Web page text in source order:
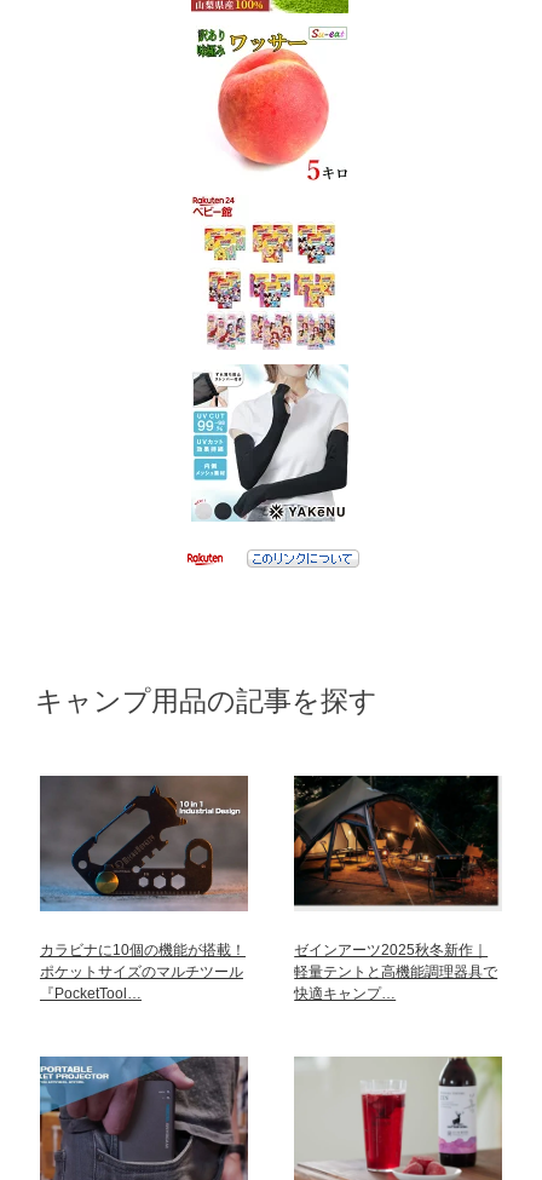
キャンプ用品の記事を探す
カラビナに10個の機能が搭載！
ポケットサイズのマルチツール
『PocketTool…
ゼインアーツ2025秋冬新作｜
軽量テントと高機能調理器具で
快適キャンプ…